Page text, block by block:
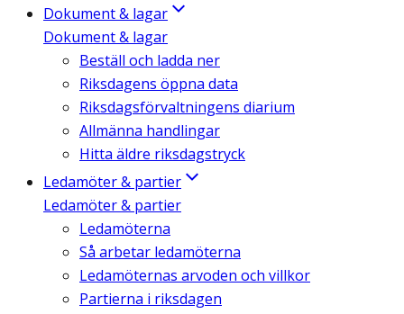
Dokument & lagar
Dokument & lagar
Beställ och ladda ner
Riksdagens öppna data
Riksdagsförvaltningens diarium
Allmänna handlingar
Hitta äldre riksdagstryck
Ledamöter & partier
Ledamöter & partier
Ledamöterna
Så arbetar ledamöterna
Ledamöternas arvoden och villkor
Partierna i riksdagen